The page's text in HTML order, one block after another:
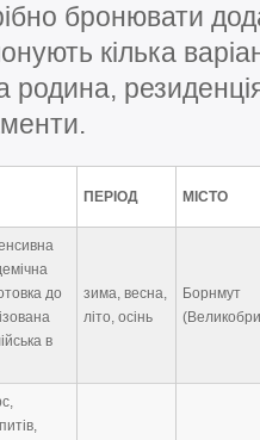
бронювати
кілька
ПЕРІОД МІСТО
до
в
зима, весна,
літо, осінь
Борнмут